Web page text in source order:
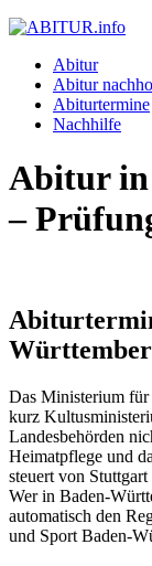
Abitur
Abitur
Abiturtermine
Nachhilfe
Abitur in
–
Das Ministerium für
kurz
Landesbehörden
Heimatpflege und
steuert von
Wer in Baden-
automatisch den
und Sport Baden-